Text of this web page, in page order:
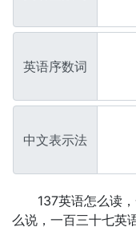
英语序数词
中文表示法
137英语怎么读
么说，一百三十七英